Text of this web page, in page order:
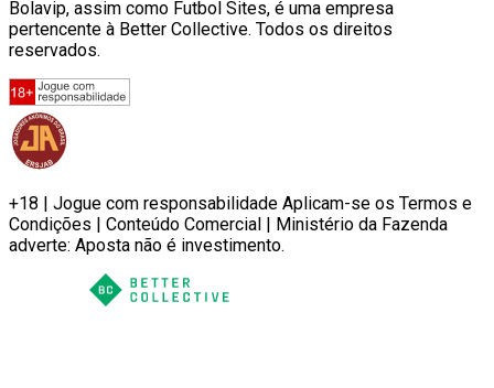
Bolavip, assim como Futbol Sites, é uma empresa
pertencente à Better Collective. Todos os direitos
reservados.
+18 | Jogue com responsabilidade Aplicam-se os Termos e
Condições | Conteúdo Comercial | Ministério da Fazenda
adverte: Aposta não é investimento.